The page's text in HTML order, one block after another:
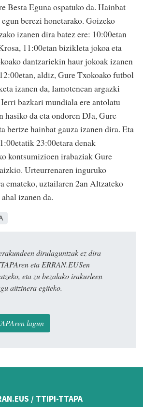
Besta Eguna ospatuko da. Hainbat
berezi honetarako. Goizeko
izanen dira batez ere: 10:00etan
11:00etan bizikleta jokoa eta
dantzariekin haur jokoak izanen
aldiz, Gure Txokoako futbol
izanen da, Iamotenean argazki
bazkari mundiala ere antolatu
hasiko da eta ondoren DJa, Gure
bertze hainbat gauza izanen dira. Eta
23:00etara denak
kontsumizioen irabaziak Gure
Urteurrenaren inguruko
emateko, uztailaren 2an Altzateko
izanen da.
dirulaguntzak ez dira
eta ERRAN.EUSen
eta zu bezalako irakurleen
aitzinera egiteko.
lagun
/ TTIPI-TTAPA